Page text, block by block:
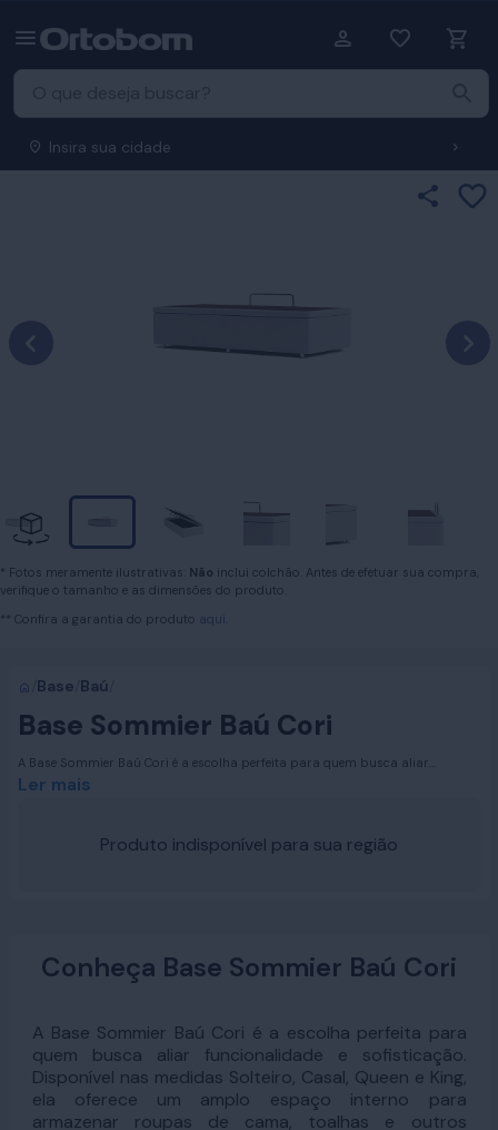
Insira sua cidade
* Fotos meramente ilustrativas: Não inclui colchão. Antes de efetuar sua compra,
verifique o tamanho e as dimensões do produto.
** Confira a garantia do produto aqui.
Base Baú
Base Sommier Baú Cori
A Base Sommier Baú Cori é a escolha perfeita para quem busca aliar
funcionalidade e sofisticação. Disponível nas medidas Solteiro, Casal, Queen e
Ler mais
Produto indisponível para sua região
Conheça Base Sommier Baú Cori
A Base Sommier Baú Cori é a escolha perfeita para
quem busca aliar funcionalidade e sofisticação.
Disponível nas medidas Solteiro, Casal, Queen e King,
ela oferece um amplo espaço interno para
armazenar roupas de cama, toalhas e outros